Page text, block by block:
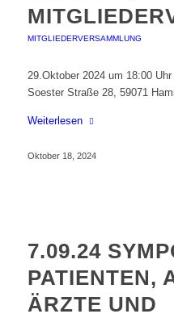
MITGLIEDERVERSAMMLUNG
29.Oktober 2024 um 18:00
Soester Straße 28, 59071
Weiterlesen
Oktober 18, 2024
7.09.24
PATIENTEN,
ÄRZTE UND